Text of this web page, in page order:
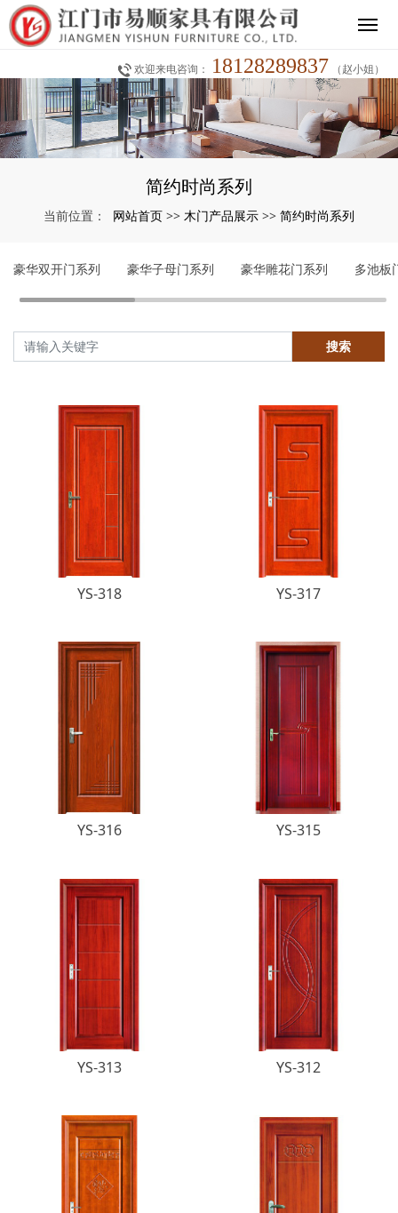
欢迎来电咨询： 18128289837 （赵小姐）
简约时尚系列
当前位置： 网站首页 >> 木门产品展示 >> 简约时尚系列
豪华双开门系列 豪华子母门系列 豪华雕花门系列 多池板
搜索
YS-318 YS-317
YS-316 YS-315
YS-313 YS-312